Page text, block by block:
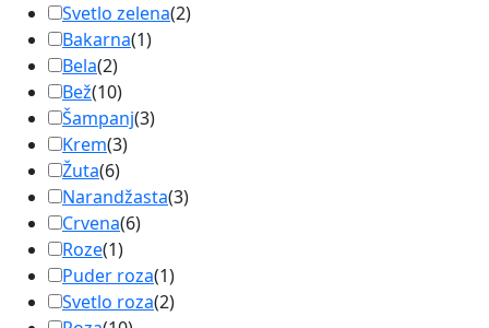
Svetlo zelena(2)
Bakarna(1)
Bela(2)
Bež(10)
Šampanj(3)
Krem(3)
Žuta(6)
Narandžasta(3)
Crvena(6)
Roze(1)
Puder roza(1)
Svetlo roza(2)